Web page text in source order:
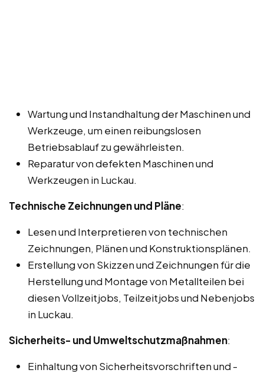
Wartung und Instandhaltung der Maschinen und
Werkzeuge, um einen reibungslosen
Betriebsablauf zu gewährleisten.
Reparatur von defekten Maschinen und
Werkzeugen in Luckau.
Technische Zeichnungen und Pläne:
Lesen und Interpretieren von technischen
Zeichnungen, Plänen und Konstruktionsplänen.
Erstellung von Skizzen und Zeichnungen für die
Herstellung und Montage von Metallteilen bei
diesen Vollzeitjobs, Teilzeitjobs und Nebenjobs
in Luckau.
Sicherheits- und Umweltschutzmaßnahmen:
Einhaltung von Sicherheitsvorschriften und -